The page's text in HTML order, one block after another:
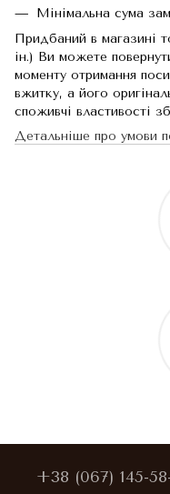
Мінімальна сума
Придбаний в магазині
ін.) Ви можете
моменту отримання
вжитку, а його
споживчі властивості
Детальніше про умови
+38 (067) 145-